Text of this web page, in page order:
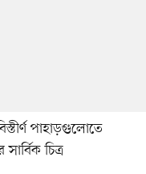
পাহাড়গুলোতে
চিত্র